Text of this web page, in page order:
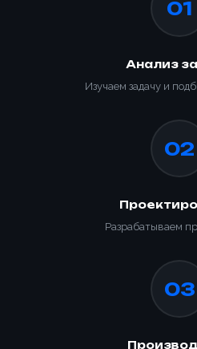
01
Анализ
Изучаем задачу и
02
Разрабатываем
03